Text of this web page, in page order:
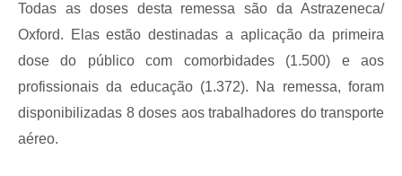
Todas as doses desta remessa são da Astrazeneca/
Oxford. Elas estão destinadas a aplicação da primeira
dose do público com comorbidades (1.500) e aos
profissionais da educação (1.372). Na remessa, foram
disponibilizadas 8 doses aos trabalhadores do transporte
aéreo.